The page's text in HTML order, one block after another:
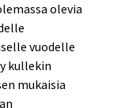
olevia
vuodelle
kullekin
mukaisia